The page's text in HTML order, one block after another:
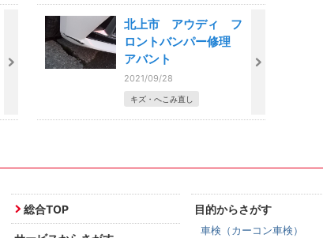
北上市 アウディ フ
ロントバンパー修理
アバント
2021/09/28
キズ・へこみ直し
総合TOP 目的からさがす
車検（カーコン車検）